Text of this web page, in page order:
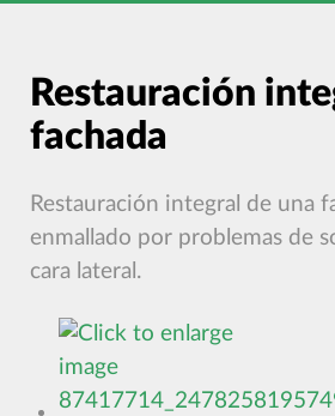
Restauración
fachada
Restauración integral de una
enmallado por problemas de
cara lateral.